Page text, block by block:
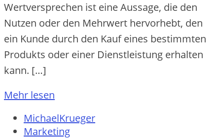
Wertversprechen ist eine Aussage, die den
Nutzen oder den Mehrwert hervorhebt, den
ein Kunde durch den Kauf eines bestimmten
Produkts oder einer Dienstleistung erhalten
kann. […]
Mehr lesen
MichaelKrueger
Marketing